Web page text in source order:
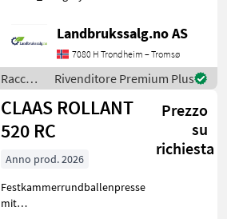
provide reference number
upon request: 9506 See
en.landbrukssalg.no/9506
for more images Specif
Landbrukssalg.no AS
7080 H Trondheim – Tromsø
Raccolta
mangimi
/ Stoll
Rivenditore Premium Plus
CLAAS ROLLANT
520 RC
Prezzo
su
richiesta
Anno prod. 2026
Festkammerrundballenpresse
mit